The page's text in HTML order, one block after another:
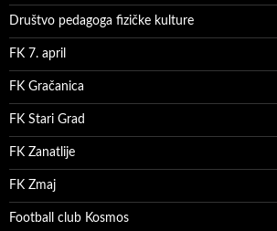
Društvo pedagoga fizičke kulture
FK 7. april
FK Gračanica
FK Stari Grad
FK Zanatlije
FK Zmaj
Football club Kosmos